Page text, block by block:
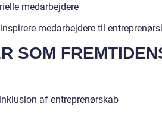
medarbejdere
medarbejdere til
SOM
af entreprenørskab